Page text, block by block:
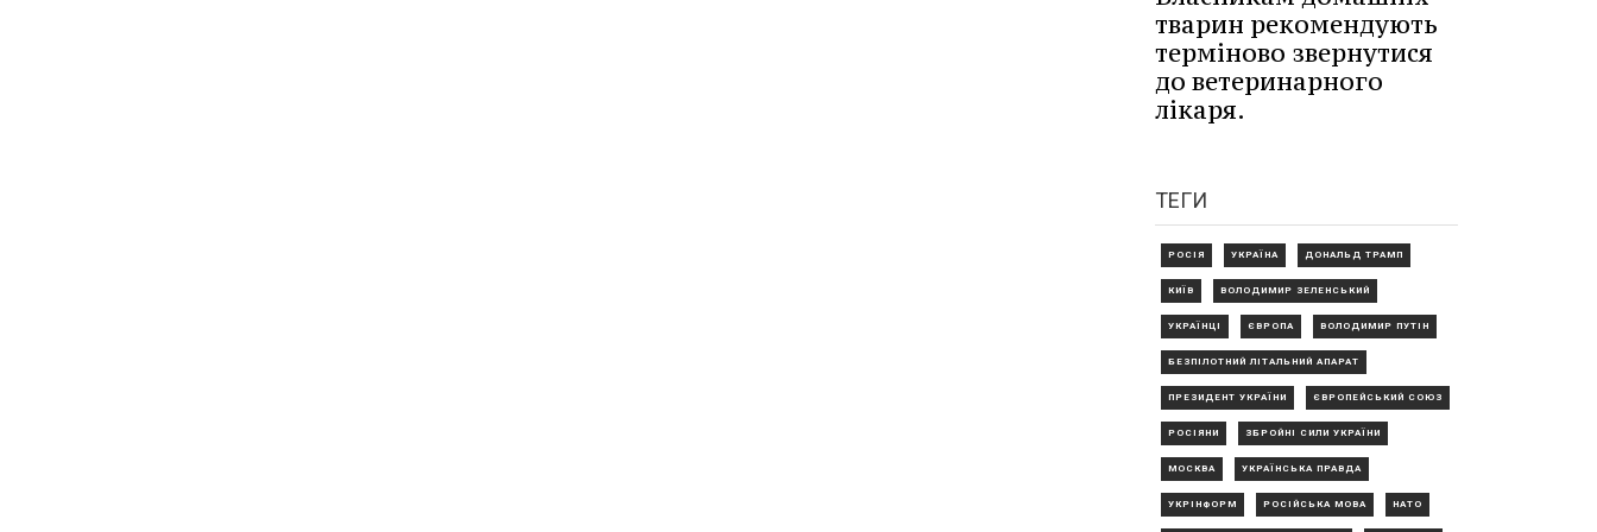
тварин рекомендують
терміново звернутися
до ветеринарного
лікаря.
ТЕГИ
РОСІЯ УКРАЇНА ДОНАЛЬД ТРАМП
КИЇВ ВОЛОДИМИР ЗЕЛЕНСЬКИЙ
УКРАЇНЦІ ЄВРОПА ВОЛОДИМИР ПУТІН
БЕЗПІЛОТНИЙ ЛІТАЛЬНИЙ АПАРАТ
ПРЕЗИДЕНТ УКРАЇНИ ЄВРОПЕЙСЬКИЙ СОЮЗ
РОСІЯНИ ЗБРОЙНІ СИЛИ УКРАЇНИ
МОСКВА УКРАЇНСЬКА ПРАВДА
УКРІНФОРМ РОСІЙСЬКА МОВА НАТО